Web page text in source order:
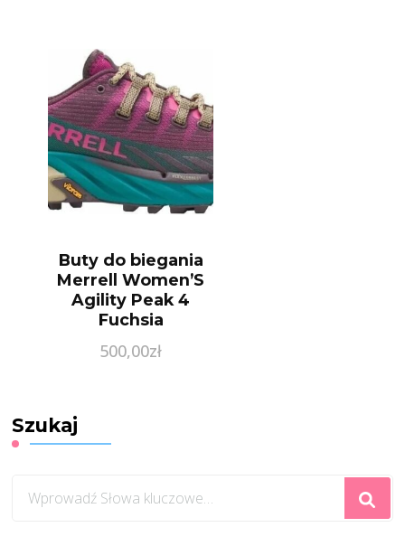
Buty do biegania
Merrell Women’S
Agility Peak 4
Fuchsia
500,00zł
Szukaj
czegoś?